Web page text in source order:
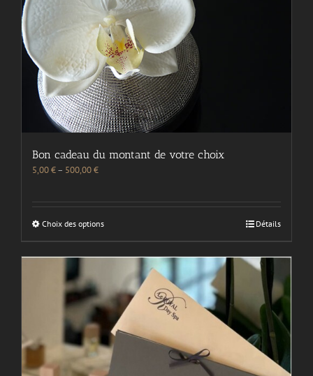
Bon cadeau du montant de votre choix
5,00€– 500,00€
Choix des options Détails